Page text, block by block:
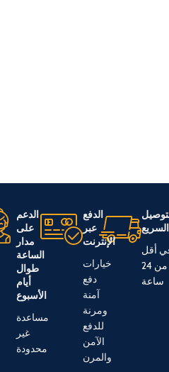
السريع
أقل
من 24
ساعة
الدفع
عبر
الإنترنت
خيارات
دفع
آمنة
ومرنة
للدفع
الآمن
والمرن
الدعم
على
مدار
الساعة
طوال
أيام
الأسبوع
مساعدة
غير
محدودة